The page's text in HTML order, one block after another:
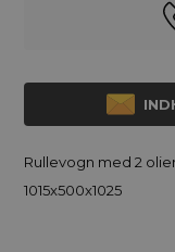
Rullevogn med 2
1015x500x1025